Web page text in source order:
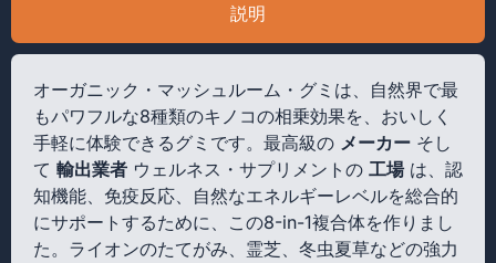
説明
オーガニック・マッシュルーム・グミは、自然界で最
もパワフルな8種類のキノコの相乗効果を、おいしく
手軽に体験できるグミです。最高級の メーカー そし
て 輸出業者 ウェルネス・サプリメントの 工場は、認
知機能、免疫反応、自然なエネルギーレベルを総合的
にサポートするために、この8-in-1複合体を作りまし
た。ライオンのたてがみ、霊芝、冬虫夏草などの強力